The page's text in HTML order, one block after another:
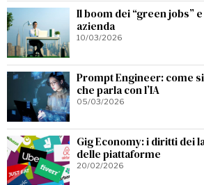
Il boom dei “green jobs”
azienda
10/03/2026
Prompt Engineer: come
che parla con l’IA
05/03/2026
Gig Economy: i diritti dei
delle piattaforme
20/02/2026